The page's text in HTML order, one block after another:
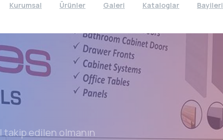
Kurumsal Ürünler Galeri Kataloglar
takip edilen olmanın